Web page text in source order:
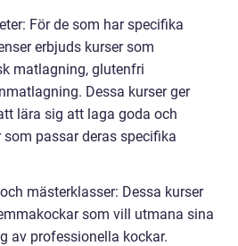
För de som har specifika
erbjuds kurser som
matlagning, glutenfri
Dessa kurser ger
lära sig att laga goda och
passar deras specifika
mästerklasser: Dessa kurser
som vill utmana sina
av professionella kockar.